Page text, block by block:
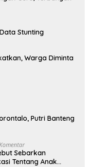
Stunting
Warga Diminta
Putri Banteng
Sebarkan
Tentang Anak